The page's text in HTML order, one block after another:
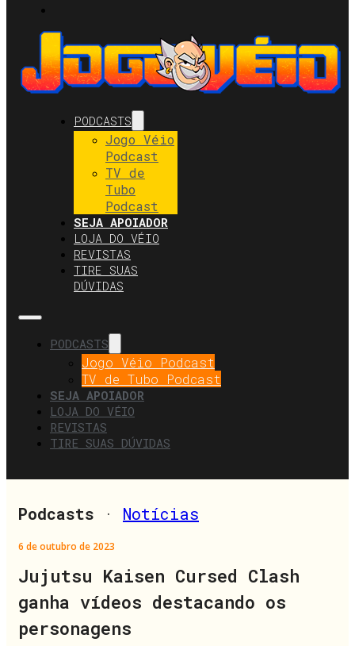
PODCASTS
Jogo Véio
Podcast
TV de
Tubo
Podcast
SEJA APOIADOR
LOJA DO VÉIO
REVISTAS
TIRE SUAS
DÚVIDAS
PODCASTS
Jogo Véio Podcast
TV de Tubo Podcast
SEJA APOIADOR
LOJA DO VÉIO
REVISTAS
TIRE SUAS DÚVIDAS
Podcasts · Notícias
6 de outubro de 2023
Jujutsu Kaisen Cursed Clash
ganha vídeos destacando os
personagens